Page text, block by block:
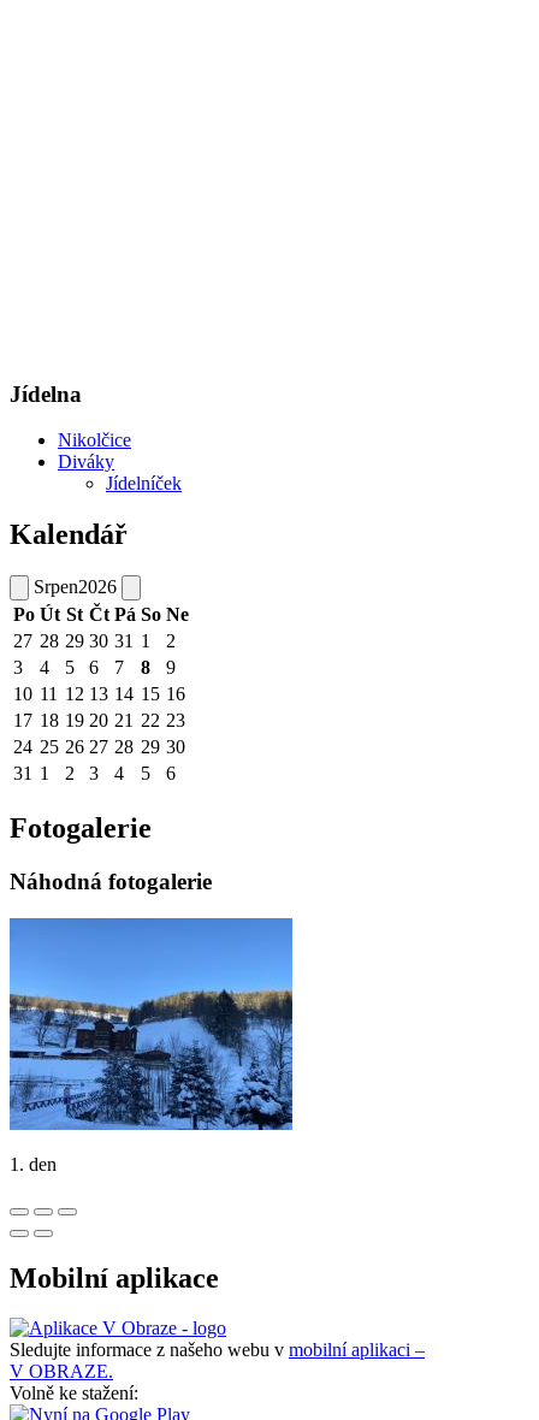
Jídelna
Nikolčice
Diváky
Jídelníček
Kalendář
Srpen2026
Po Út St Čt Pá So Ne
27 28 29 30 31 1
2
3
4 5 6 7 8
9
10 11 12 13 14 15 16
17 18 19 20 21 22 23
24 25 26 27 28 29 30
31 1 2 3 4 5 6
Fotogalerie
Náhodná fotogalerie
1. den
Mobilní aplikace
Sledujte informace z našeho webu v mobilní aplikaci –
V OBRAZE.
Volně ke stažení: